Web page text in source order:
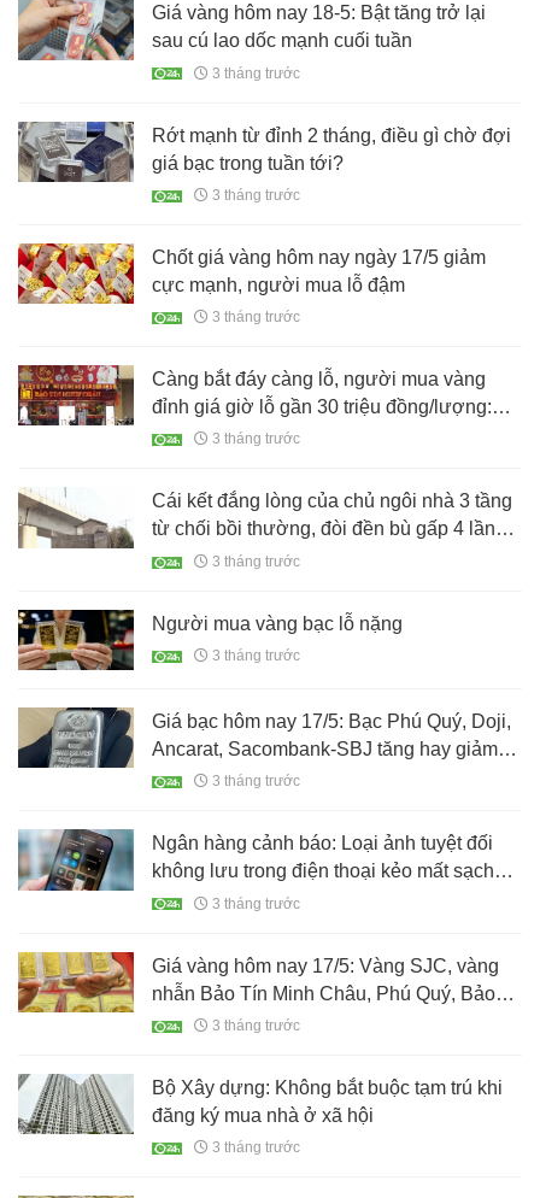
Giá vàng hôm nay 18-5: Bật tăng trở lại
sau cú lao dốc mạnh cuối tuần
3 tháng trước
Rớt mạnh từ đỉnh 2 tháng, điều gì chờ đợi
giá bạc trong tuần tới?
3 tháng trước
Chốt giá vàng hôm nay ngày 17/5 giảm
cực mạnh, người mua lỗ đậm
3 tháng trước
Càng bắt đáy càng lỗ, người mua vàng
đỉnh giá giờ lỗ gần 30 triệu đồng/lượng:
Giá vàng vào chu kỳ rơi tự do?
3 tháng trước
Cái kết đắng lòng của chủ ngôi nhà 3 tầng
từ chối bồi thường, đòi đền bù gấp 4 lần
mới chịu di dời
3 tháng trước
Người mua vàng bạc lỗ nặng
3 tháng trước
Giá bạc hôm nay 17/5: Bạc Phú Quý, Doji,
Ancarat, Sacombank-SBJ tăng hay giảm
tiếp?
3 tháng trước
Ngân hàng cảnh báo: Loại ảnh tuyệt đối
không lưu trong điện thoại kẻo mất sạch
tiền trong tài khoản
3 tháng trước
Giá vàng hôm nay 17/5: Vàng SJC, vàng
nhẫn Bảo Tín Minh Châu, Phú Quý, Bảo
Tín Mạnh Hải, Doji còn bao nhiêu?
3 tháng trước
Bộ Xây dựng: Không bắt buộc tạm trú khi
đăng ký mua nhà ở xã hội
3 tháng trước